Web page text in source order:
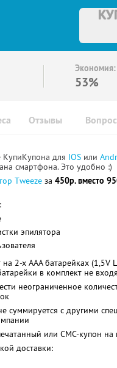
Экономия:
53%
Отзывы
КупиКупона для IOS или
смартфона. Это удобно :)
Тweeze за 450р. вместо
эпилятора
на 2-х ААА батарейках (1,5V
в комплект не
неограниченное
суммируется с другими
или СМС-купон на
доставки: